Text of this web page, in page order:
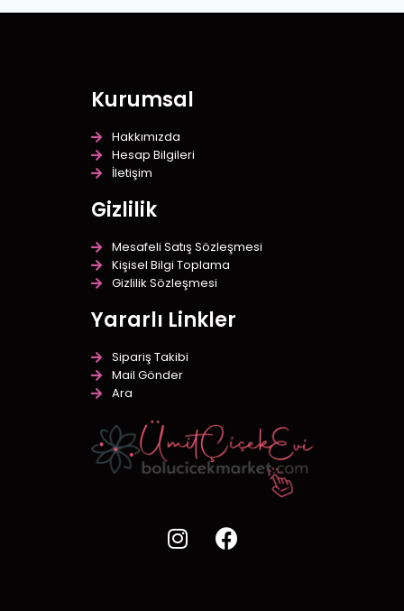
Kurumsal
Hakkımızda
Hesap Bilgileri
İletişim
Gizlilik
Mesafeli Satış Sözleşmesi
Kişisel Bilgi Toplama
Gizlilik Sözleşmesi
Yararlı Linkler
Sipariş Takibi
Mail Gönder
Ara